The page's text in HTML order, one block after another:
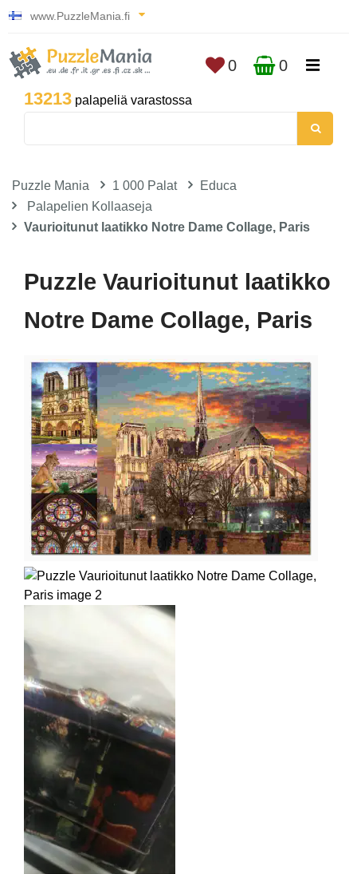
www.PuzzleMania.fi
13213 palapeliä varastossa
0 0
Puzzle Mania 1 000 Palat
Educa
Palapelien Kollaaseja
Vaurioitunut laatikko Notre Dame Collage, Paris
Puzzle Vaurioitunut laatikko
Notre Dame Collage, Paris